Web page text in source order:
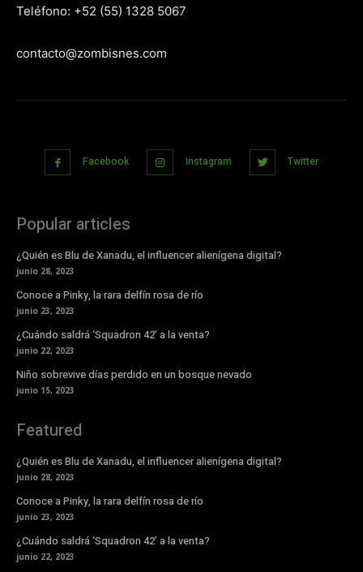
Teléfono: +52 (55) 1328 5067
contacto@zombisnes.com
Facebook Instagram Twitter
Popular articles
¿Quién es Blu de Xanadu, el influencer alienígena digital?
junio 28, 2023
Conoce a Pinky, la rara delfín rosa de río
junio 23, 2023
¿Cuándo saldrá ‘Squadron 42’ a la venta?
junio 22, 2023
Niño sobrevive días perdido en un bosque nevado
junio 15, 2023
Featured
¿Quién es Blu de Xanadu, el influencer alienígena digital?
junio 28, 2023
Conoce a Pinky, la rara delfín rosa de río
junio 23, 2023
¿Cuándo saldrá ‘Squadron 42’ a la venta?
junio 22, 2023